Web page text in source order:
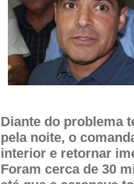
Diante do problema
pela noite, o
interior e retornar
Foram cerca de 30 m